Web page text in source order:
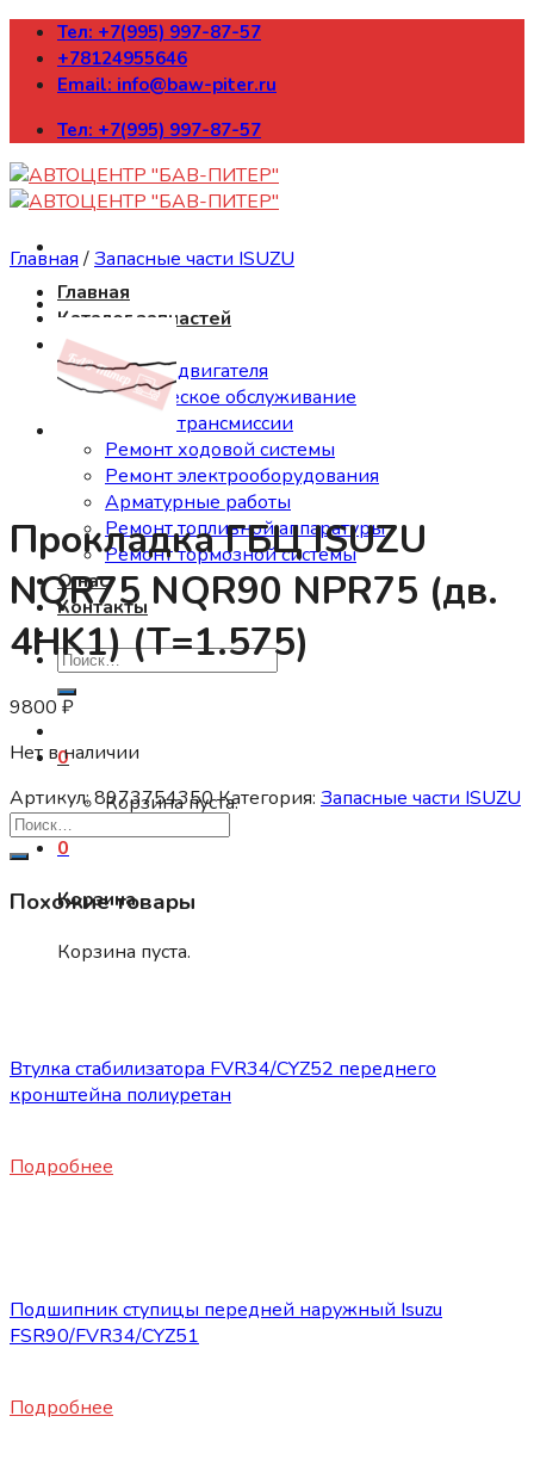
Skip
content
Тел: +7(995) 997-87-57
+78124955646
Email: info@baw-piter.ru
Тел: +7(995) 997-87-57
Главная
Каталог запчастей
Ремонт
Ремонт двигателя
Техническое обслуживание
Ремонт трансмиссии
Ремонт ходовой системы
Ремонт электрооборудования
Арматурные работы
Ремонт топливной аппаратуры
Ремонт тормозной системы
О нас
Контакты
Искать:
0
Корзина пуста.
0
Корзина
Корзина пуста.
Главная /Запасные части ISUZU
Прокладка ГБЦ ISUZU
NQR75 NQR90 NPR75 (дв.
4HK1) (T=1.575)
9800 ₽
Нет в наличии
Артикул:8973754350Категория: Запасные части ISUZU
Похожие товары
Втулка стабилизатора FVR34/CYZ52 переднего
кронштейна полиуретан
Подробнее
Подшипник ступицы передней наружный Isuzu
FSR90/FVR34/CYZ51
Подробнее